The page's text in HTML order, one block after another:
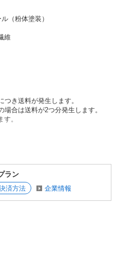
（粉体塗装）
維
き送料が発生します。
合は送料が2つ分発生します。
。
送料設定・条件が変更となってお
のお知らせ】をご確認後、商品ご注
ております。
にて区別表記されております。
料値上げによる取引条件変更のお知
しくお願いいたします。
らせ】
ラン
済方法 企業情報